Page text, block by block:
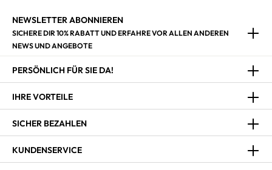
NEWSLETTER ABONNIEREN
SICHERE DIR 10% RABATT UND ERFAHRE VOR ALLEN ANDEREN
NEWS UND ANGEBOTE
PERSÖNLICH FÜR SIE DA!
IHRE VORTEILE
SICHER BEZAHLEN
KUNDENSERVICE